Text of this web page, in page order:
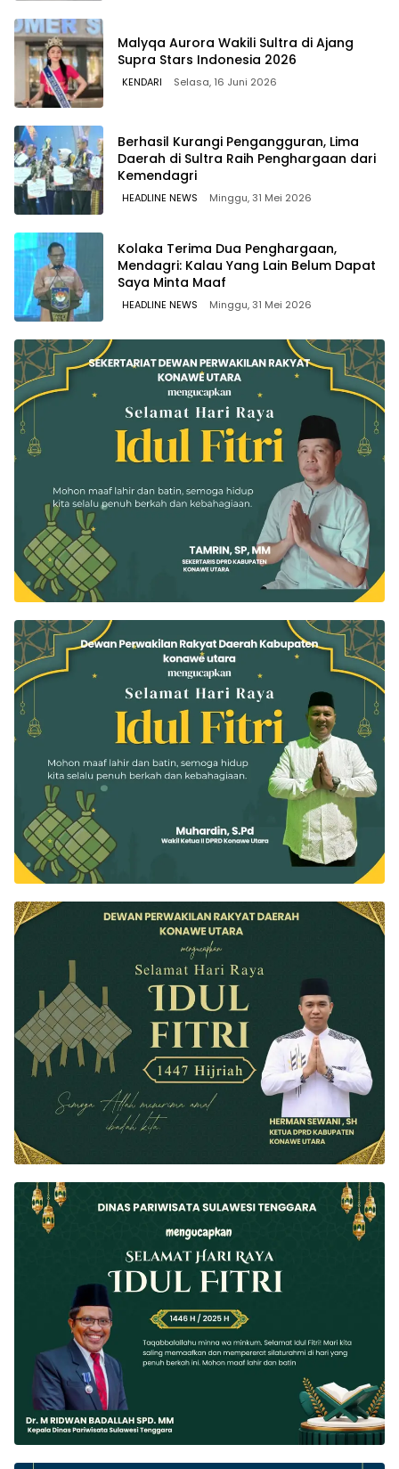
Malyqa Aurora Wakili Sultra di Ajang
Supra Stars Indonesia 2026
KENDARI Selasa, 16 Juni 2026
Berhasil Kurangi Pengangguran, Lima
Daerah di Sultra Raih Penghargaan dari
Kemendagri
HEADLINE NEWS Minggu, 31 Mei 2026
Kolaka Terima Dua Penghargaan,
Mendagri: Kalau Yang Lain Belum Dapat
Saya Minta Maaf
HEADLINE NEWS Minggu, 31 Mei 2026